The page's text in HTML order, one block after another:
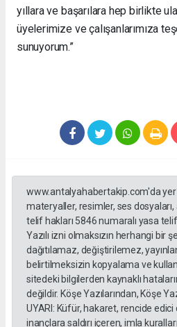
yıllara ve başarılara hep birlikte
üyelerimize ve çalışanlarımıza
sunuyorum.”
www.antalyahabertakip.com'da yer
materyaller, resimler, ses
telif hakları 5846 numaralı yasa
Yazılı izni olmaksızın herhangi bir
dağıtılamaz, değiştirilemez,
belirtilmeksizin kopyalama ve
sitedeki bilgilerden kaynaklı
değildir. Köşe Yazılarından, Köşe
UYARI: Küfür, hakaret, rencide
inançlara saldırı içeren, imla